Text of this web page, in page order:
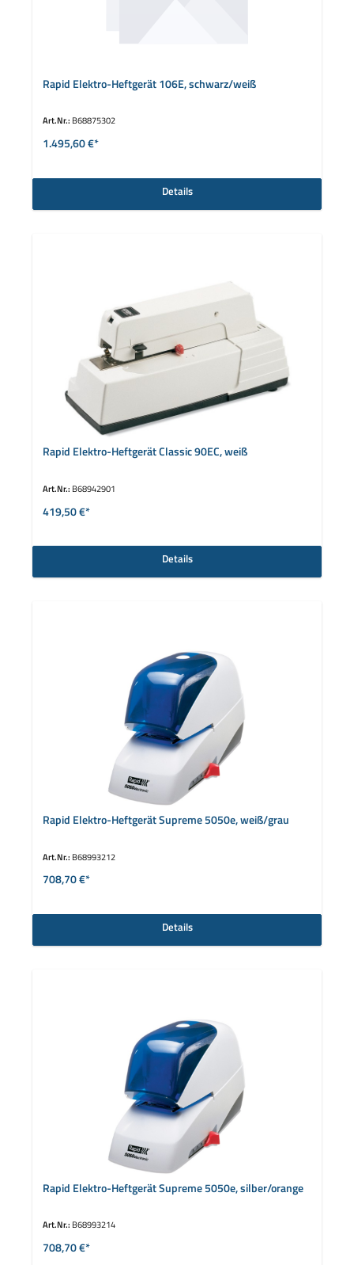
Rapid Elektro-Heftgerät 106E, schwarz/weiß
Art.Nr.: B68875302
1.495,60 €*
Details
Rapid Elektro-Heftgerät Classic 90EC, weiß
Art.Nr.: B68942901
419,50 €*
Details
Rapid Elektro-Heftgerät Supreme 5050e, weiß/grau
Art.Nr.: B68993212
708,70 €*
Details
Rapid Elektro-Heftgerät Supreme 5050e, silber/orange
Art.Nr.: B68993214
708,70 €*